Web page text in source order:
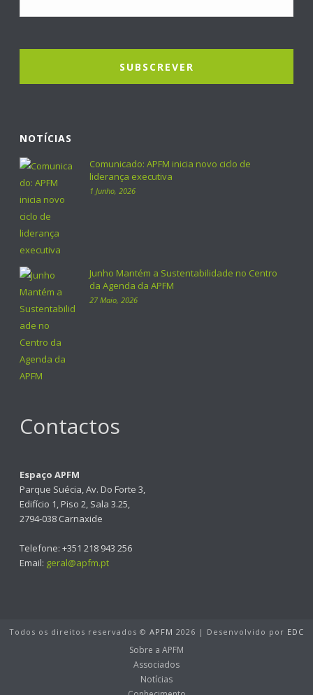
NOTÍCIAS
Comunicado: APFM inicia novo ciclo de
liderança executiva
1 Junho, 2026
Junho Mantém a Sustentabilidade no Centro
da Agenda da APFM
27 Maio, 2026
Contactos
Espaço APFM
Parque Suécia, Av. Do Forte 3,
Edifício 1, Piso 2, Sala 3.25,
2794-038 Carnaxide
Telefone: +351 218 943 256
Email: geral@apfm.pt
Todos os direitos reservados © APFM 2026 | Desenvolvido por EDC
Sobre a APFM
Associados
Notícias